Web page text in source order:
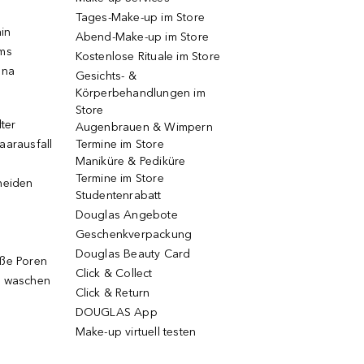
Poren
Tages-Make-up im Store
Abend-Make-up im Store
Kostenlose Rituale im Store
Gesichts- &
Körperbehandlungen im
Store
Augenbrauen & Wimpern
Termine im Store
Maniküre & Pediküre
Termine im Store
Studentenrabatt
Douglas Angebote
Geschenkverpackung
Douglas Beauty Card
Click & Collect
Click & Return
DOUGLAS App
Make-up virtuell testen